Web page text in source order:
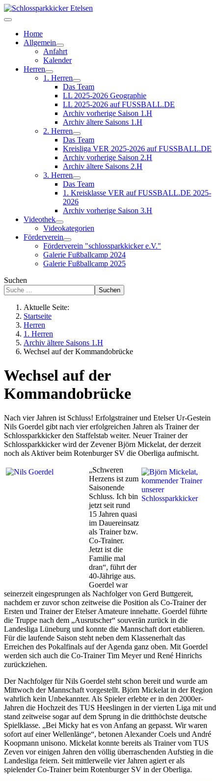
Home
Allgemein
Anfahrt
Kalender
Herren
1. Herren
Das Team
LL 2025-2026 Geographie
LL 2025-2026 auf FUSSBALL.DE
Archiv vorherige Saison 1.H
Archiv ältere Saisons 1.H
2. Herren
Das Team
Kreisliga VER 2025-2026 auf FUSSBALL.DE
Archiv vorherige Saison 2.H
Archiv ältere Saisons 2.H
3. Herren
Das Team
1. Kreisklasse VER auf FUSSBALL.DE 2025-
2026
Archiv vorherige Saison 3.H
Videothek
Videokategorien
Förderverein
Förderverein "schlossparkkicker e.V."
Galerie Fußballcamp 2024
Galerie Fußballcamp 2025
Suchen
Suchen
Aktuelle Seite:
Startseite
Herren
1. Herren
Archiv ältere Saisons 1.H
Wechsel auf der Kommandobrücke
Wechsel auf der
Kommandobrücke
Nach vier Jahren ist Schluss! Erfolgstrainer und Etelser Ur-Gestein
Nils Goerdel gibt nach vier erfolgreichen Jahren als Trainer der
Schlossparkkicker den Staffelstab weiter. Neuer Trainer der
Schlossparkkicker wird der Zevener Björn Mickelat, der derzeit
noch als Aktiver beim Rotenburger SV die Oberliga aufmischt.
„Schweren
Herzens ist zum
Saisonende
Schluss. Ich bin
jetzt seit rund
15 Jahren quasi
im Dauereinsatz
als Trainer bzw.
Co-Trainer.
Jetzt ist die
Familie mal
dran“, führt der
40-Jährige aus.
Goerdel war
seinerzeit eingesprungen als Nachfolger von Gerd Buttgereit,
nachdem er zuvor schon zeitweise die Position als Co-Trainer der
Ersten und Trainer der Etelser Amateure innehatte. Goerdel führte
die Truppe nach dem „Ausrutscher“ souverän zurück in die
Landesliga Lüneburg und konnte die Mannschaft dort etablieren.
Für die laufende Saison steht neben dem Klassenerhalt das
Erreichen des Pokalfinals auf der Agenda ganz oben. Mit Goerdel
werden sich auch die Co-Trainer Tim Meyer und René Hinrichs
zurückziehen.
Der Nachfolger für Nils Goerdel steht schon bereit und wurde am
Mittwoch der Mannschaft vorgestellt. Björn Mickelat in der Region
wahrlich kein Unbekannter. Als Spieler erlebte er in den 2000er-
Jahren die Hochzeit des TUS Heeslingen in der vierten Liga mit und
stand zeitweise sogar auf dem Sprung in die dritthöchste deutsche
Spielklasse. „Bei Micky hat es von Anfang an gepasst. Wir waren
sofort auf einer Wellenlänge“, betonen Alexander Coels und André
Koopmann unisono. Mickelat konnte bereits als Trainer vom TUS
Zeven vor einigen Jahren den völlig überraschenden Aufstieg in die
Landesliga feiern. Seit mittlerweile vier Jahren agiert er als
spielender Co-Trainer beim Rotenburger SV in der Oberliga.